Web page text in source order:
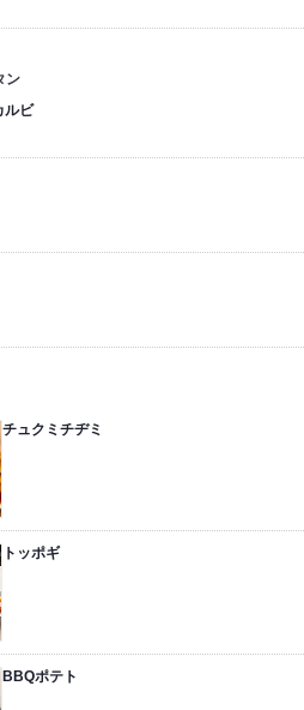
ン
ルビ
チュクミチヂミ
トッポギ
BBQポテト